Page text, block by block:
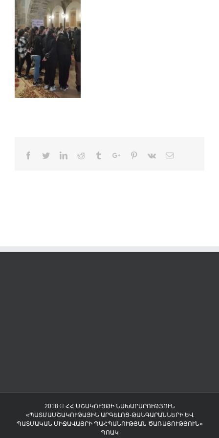
Facebook
TwitterLinkedinReddit TumblrGoogle+Pinterest
Vk Email
2018 © ՀՀ ՄՇԱԿՈՒՅԹԻ ՆԱԽԱՐԱՐՈՒԹՅՈՒՆ
«ՊԱՏՄԱՄՇԱԿՈՒԹԱՅԻՆ ԱՐԳԵԼՈՑ-ԹԱՆԳԱՐԱՆՆԵՐԻ ԵՎ
ՊԱՏՄԱԿԱՆ ՄԻՋԱՎԱՅՐԻ ՊԱՀՊԱՆՈՒԹՅԱՆ ԾԱՌԱՅՈՒԹՅՈՒՆ»
ՊՈԱԿ